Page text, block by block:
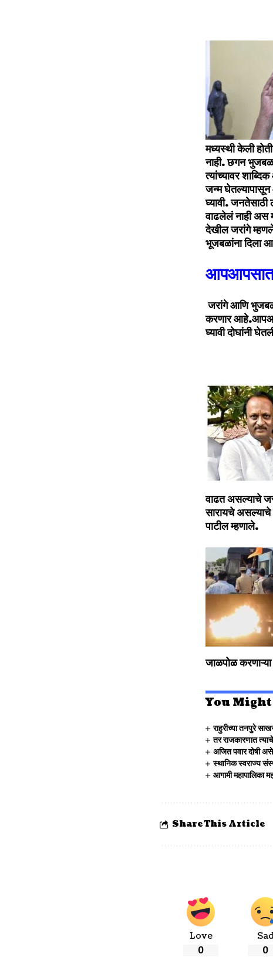
मध्यस्थी केली
नाही. छगन
त्यांच्यावर
जन्म घेतल्यापासून
घ्यावी.
वाढलेलं नाही अस
देखील जरांगे
भूजबळांना दिला
आपआपसात
जरांगे आणि भुजबळ
करणार
घ्यावी दोघांनी
वाढत असल्याचे
सारायचे असल्याचे
पाटील म्हणाले.
जाळपोळ
You
राहुरीच्या तनपुरे
तर राजकारणात
अजित पवार दोषी
स्थानिक स्वराज्य
आगामी
Share This Article
Love
0 0